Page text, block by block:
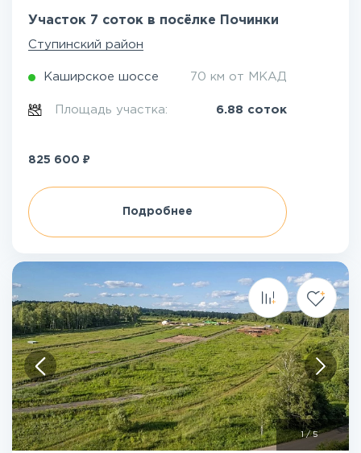
Участок 7 соток в посёлке Починки
Ступинский район
Каширское шоссе 70 км от МКАД
Площадь участка: 6.88 соток
825 600 ₽
Подробнее
1/5